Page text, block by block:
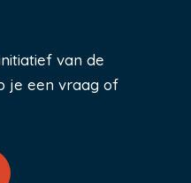
van de
je een vraag of